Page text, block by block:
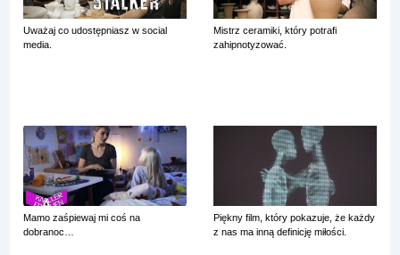
Uważaj co udostępniasz w social
media.
Mistrz ceramiki, który potrafi
zahipnotyzować.
Mamo zaśpiewaj mi coś na
dobranoc…
Piękny film, który pokazuje, że każdy
z nas ma inną definicję miłości.